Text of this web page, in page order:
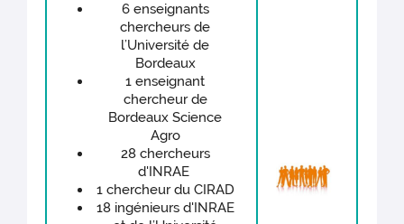
6 enseignants
chercheurs de
l’Université de
Bordeaux
1 enseignant
chercheur de
Bordeaux Science
Agro
28 chercheurs
d'INRAE
1 chercheur du CIRAD
18 ingénieurs d'INRAE